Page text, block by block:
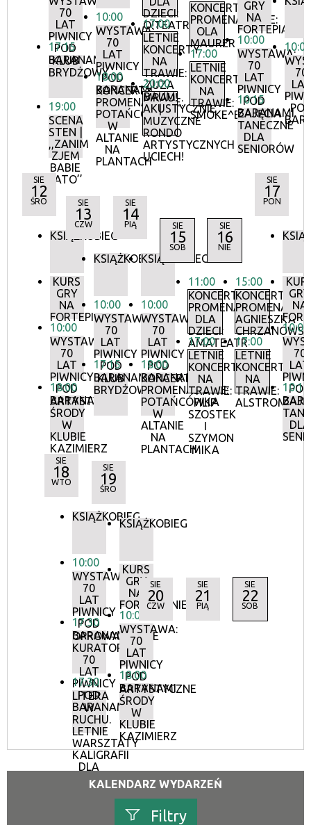
70
LAT
PIWNICY
POD
BARANAMI
17:15
KLUB
BRYDŻOWY
19:00
SCENA
STEN |
,,ZANIM
ZJEM
BABIE
LATO’’
10:00
WYSTAWA:
70
LAT
PIWNICY
POD
BARANAMI
18:00
KONCERTY
PROMENADOWE:
POTAŃCÓWKA
W
ALTANIE
NA
PLANTACH
DZIECI:
O!TEATR
17:00
LETNIE
KONCERTY
NA
TRAWIE:
ZUZA
BAUM
AKUSTYCZNIE
20:00
MRAU!
|
MUZYCZNE
RONDO
ARTYSTYCZNYCH
UCIECH!
KONCERTY
PROMENADOWE:
OLA
MAURER
17:00
LETNIE
KONCERTY
NA
TRAWIE:
SMOKE^BLUES
GRY
NA
FORTEPIANIE
10:00
WYSTAWA:
70
LAT
PIWNICY
POD
BARANAMI
10:15
ZAJĘCIA
TANECZNE
DLA
SENIORÓW
10:00
70
LAT
SIE
12
ŚRO
KSIĄŻKOBIEG
KURS
GRY
NA
FORTEPIANIE
10:00
WYSTAWA:
70
LAT
PIWNICY
POD
BARANAMI
18:00
ARTYSTYCZNE
ŚRODY
W
KLUBIE
KAZIMIERZ
SIE
13
CZW
KSIĄŻKOBIEG
10:00
WYSTAWA:
70
LAT
PIWNICY
POD
BARANAMI
17:15
KLUB
BRYDŻOWY
SIE
14
PIĄ
KSIĄŻKOBIEG
10:00
WYSTAWA:
70
LAT
PIWNICY
POD
BARANAMI
18:00
KONCERTY
PROMENADOWE:
POTAŃCÓWKA
W
ALTANIE
NA
PLANTACH
SIE
15
SOB
11:00
KONCERTY
PROMENADOWE
DLA
DZIECI:
AMATEATR
17:00
LETNIE
KONCERTY
NA
TRAWIE:
FILIP
SZOSTEK
I
SZYMON
MIKA
SIE
16
NIE
15:00
KONCERTY
AGNIESZKA
17:00
LETNIE
KONCERTY
NA
TRAWIE:
ALSTROMERIE
SIE
17
PON
GRY
NA
10:00
70
LAT
POD
10:15
DLA
SIE
18
WTO
KSIĄŻKOBIEG
10:00
WYSTAWA:
70
LAT
PIWNICY
POD
BARANAMI
17:30
OPROWADZANIE
KURATORSKIE:
70
LAT
PIWNICY
POD
BARANAMI
17:30
LITERA
W
RUCHU.
LETNIE
WARSZTATY
KALIGRAFII
DLA
DOROSŁYCH
SIE
19
ŚRO
KSIĄŻKOBIEG
KURS
GRY
NA
FORTEPIANIE
10:00
WYSTAWA:
70
LAT
PIWNICY
POD
BARANAMI
18:00
ARTYSTYCZNE
ŚRODY
W
KLUBIE
KAZIMIERZ
SIE
20
CZW
SIE
21
PIĄ
SIE
22
SOB
KALENDARZ WYDARZEŃ
Filtry